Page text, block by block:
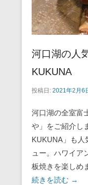
河口湖の人
KUKUNA
投稿日: 2021年2月6
河口湖の全室富
や」をご紹介し
KUKUNA」も人
ュー。ハワイア
板焼きを楽しめ
続きを読む →